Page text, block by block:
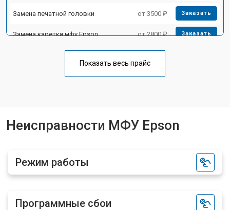
Замена печатной головки от 3500 ₽ Заказать
Замена каретки мфу Epson от 2800 ₽ Заказать
Замена блока питания от 2500 ₽
Показать весь прайс
Неисправности МФУ Epson
Режим работы
Программные сбои